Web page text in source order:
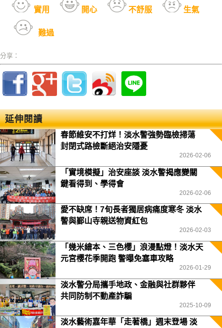
實用 開心 不舒服 生氣
難過
分享：
延伸閱讀
春節維安不打烊！淡水警強勢臨檢掃蕩
封閉式路檢斷絕治安隱憂
2026-02-06
「實境模擬」治安座談 淡水警揭應變關
鍵看得到、學得會
2026-02-06
愛不缺席！7旬長者獨居病痛度寒冬 淡水
警與鄞山寺親送物資紅包
2026-02-03
「幾米繪本、三色櫻」浪漫點燈！淡水天
元宮櫻花季開跑 警曝免塞車攻略
2026-01-29
淡水警分局攜手地政、金融與社群夥伴
共同防制不動產詐騙
2025-10-09
淡水藝術嘉年華「走著橋」週末登場 淡